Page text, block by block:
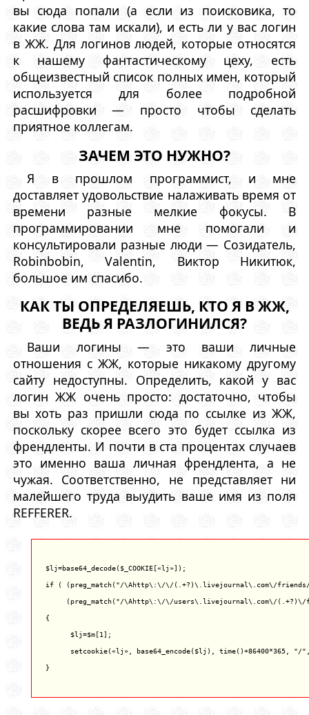
вы сюда попали (а если из поисковика, то
какие слова там искали), и есть ли у вас логин
в ЖЖ. Для логинов людей, которые относятся
к нашему фантастическому цеху, есть
общеизвестный список полных имен, который
используется для более подробной
расшифровки — просто чтобы сделать
приятное коллегам.
ЗАЧЕМ ЭТО НУЖНО?
Я в прошлом программист, и мне
доставляет удовольствие налаживать время от
времени разные мелкие фокусы. В
программировании мне помогали и
консультировали разные люди — Созидатель,
Robinbobin, Valentin, Виктор Никитюк,
большое им спасибо.
КАК ТЫ ОПРЕДЕЛЯЕШЬ, КТО Я В ЖЖ,
ВЕДЬ Я РАЗЛОГИНИЛСЯ?
Ваши логины — это ваши личные
отношения с ЖЖ, которые никакому другому
сайту недоступны. Определить, какой у вас
логин ЖЖ очень просто: достаточно, чтобы
вы хоть раз пришли сюда по ссылке из ЖЖ,
поскольку скорее всего это будет ссылка из
френдленты. И почти в ста процентах случаев
это именно ваша личная френдлента, а не
чужая. Соответственно, не представляет ни
малейшего труда выудить ваше имя из поля
REFFERER.
$lj=base64_decode($_COOKIE[«lj»]);
if ( (preg_match("/\Ahttp\:\/\/(.+?)\.livejournal\.com\/friends/",
(preg_match("/\Ahttp\:\/\/users\.livejournal\.com\/
{
      $lj=$m[1];
setcookie(«lj», base64_encode($lj), time()+86400*365, "/